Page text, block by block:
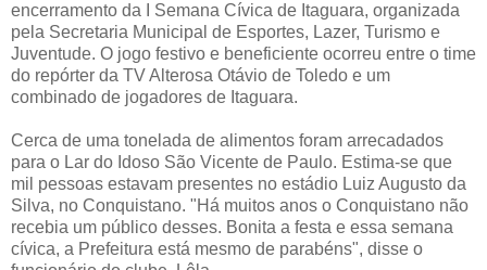
encerramento da I Semana Cívica de Itaguara, organizada
pela Secretaria Municipal de Esportes, Lazer, Turismo e
Juventude. O jogo festivo e beneficiente ocorreu entre o time
do repórter da TV Alterosa Otávio de Toledo e um
combinado de jogadores de Itaguara.
Cerca de uma tonelada de alimentos foram arrecadados
para o Lar do Idoso São Vicente de Paulo. Estima-se que
mil pessoas estavam presentes no estádio Luiz Augusto da
Silva, no Conquistano. "Há muitos anos o Conquistano não
recebia um público desses. Bonita a festa e essa semana
cívica, a Prefeitura está mesmo de parabéns", disse o